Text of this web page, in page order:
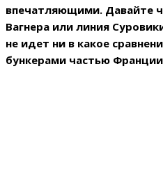
впечатляющими. Давайте
Вагнера или линия
не идет ни в какое
бункерами частью